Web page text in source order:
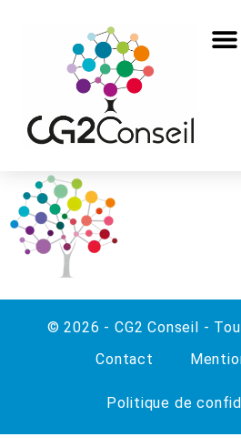
© 2026 - CG2 Conseil -
Contact
Politique de